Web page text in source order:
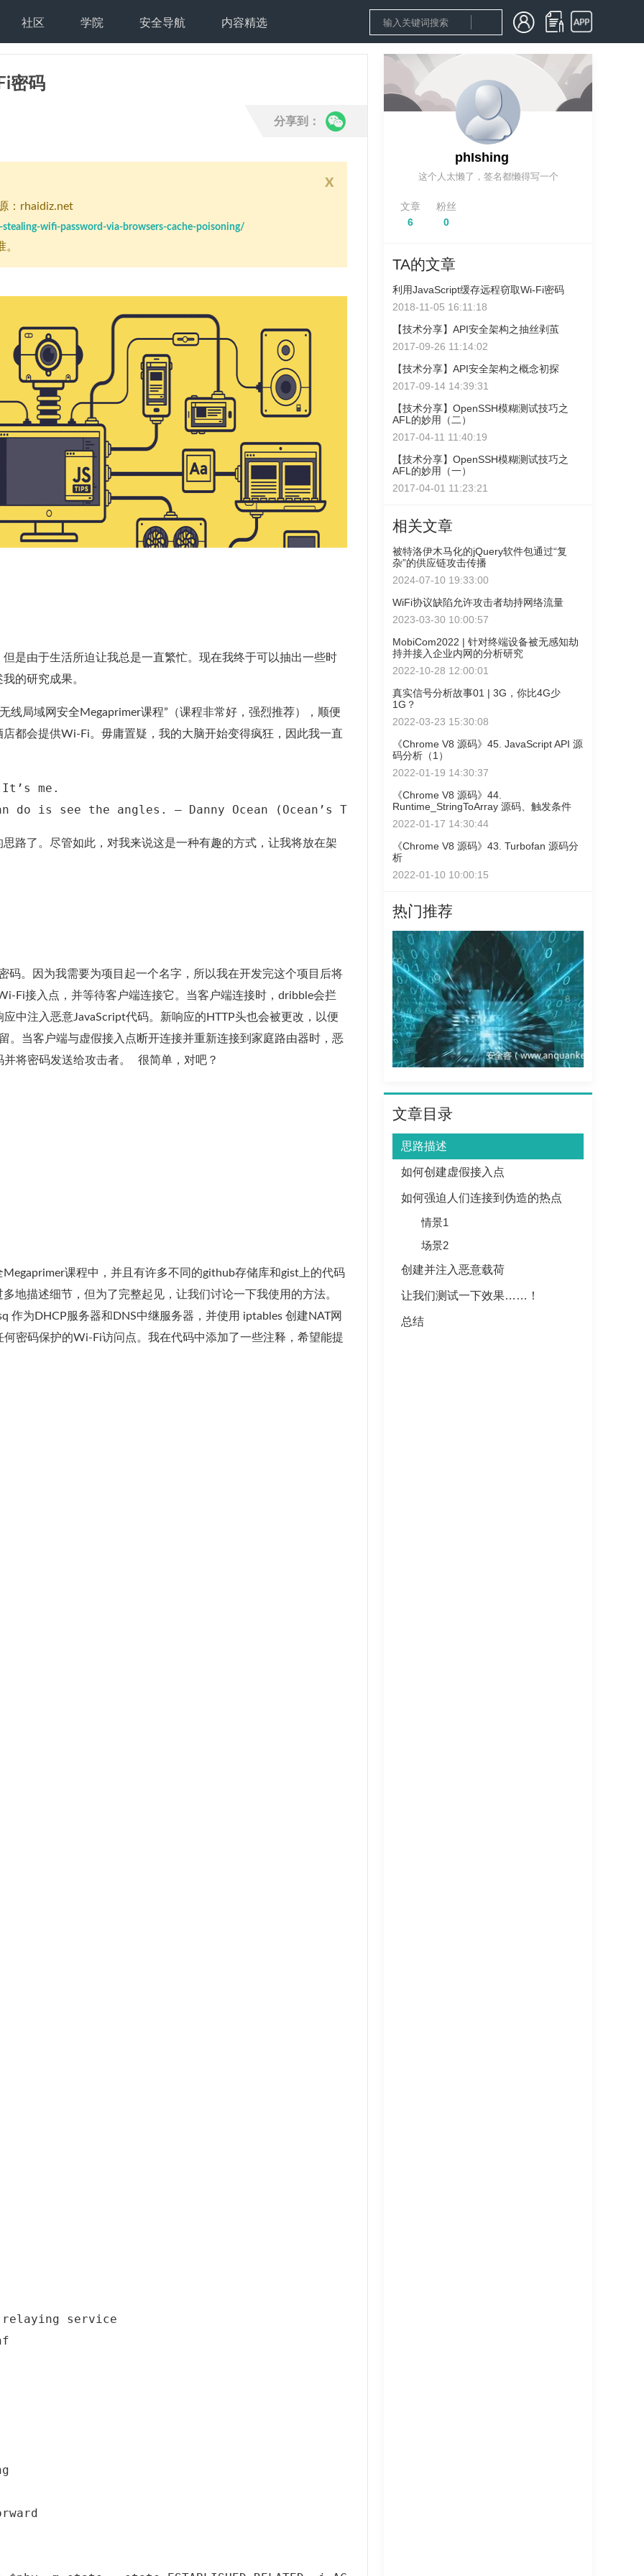
社区 学院 安全导航 内容精选
密码
x
：rhaidiz.net
wifi-password-via-browsers-cache-poisoning/
是由于生活所迫让我总是一直繁忙。现在我终于可以抽出一些时
的研究成果。
线局域网安全Megaprimer课程”（课程非常好，强烈推荐），顺便
都会提供Wi-Fi。毋庸置疑，我的大脑开始变得疯狂，因此我一直
me.
路了。尽管如此，对我来说这是一种有趣的方式，让我将放在架
码。因为我需要为项目起一个名字，所以我在开发完这个项目后将
Fi接入点，并等待客户端连接它。当客户端连接时，dribble会拦
中注入恶意JavaScript代码。新响应的HTTP头也会被更改，以便
。当客户端与虚假接入点断开连接并重新连接到家庭路由器时，恶
将密码发送给攻击者。 很简单，对吧？
课程中，并且有许多不同的github存储库和gist上的代码
地描述细节，但为了完整起见，让我们讨论一下我使用的方法。
作为DHCP服务器和DNS中继服务器，并使用 iptables 创建NAT网
密码保护的Wi-Fi访问点。我在代码中添加了一些注释，希望能提
relaying service
分享到：
phIshing
这个人太懒了，签名都懒得写一个
文章
6
粉丝
0
TA的文章
利用JavaScript缓存远程窃取Wi-Fi密码
2018-11-05 16:11:18
【技术分享】API安全架构之抽丝剥茧
2017-09-26 11:14:02
【技术分享】API安全架构之概念初探
2017-09-14 14:39:31
【技术分享】OpenSSH模糊测试技巧之
AFL的妙用（二）
2017-04-11 11:40:19
【技术分享】OpenSSH模糊测试技巧之
AFL的妙用（一）
2017-04-01 11:23:21
相关文章
被特洛伊木马化的jQuery软件包通过“复
杂”的供应链攻击传播
2024-07-10 19:33:00
WiFi协议缺陷允许攻击者劫持网络流量
2023-03-30 10:00:57
MobiCom2022 | 针对终端设备被无感知劫
持并接入企业内网的分析研究
2022-10-28 12:00:01
真实信号分析故事01 | 3G，你比4G少
1G？
2022-03-23 15:30:08
《Chrome V8 源码》45. JavaScript API 源
码分析（1）
2022-01-19 14:30:37
《Chrome V8 源码》44.
Runtime_StringToArray 源码、触发条件
2022-01-17 14:30:44
《Chrome V8 源码》43. Turbofan 源码分
析
2022-01-10 10:00:15
热门推荐
文章目录
思路描述
如何创建虚假接入点
如何强迫人们连接到伪造的热点
情景1
场景2
创建并注入恶意载荷
让我们测试一下效果……！
总结